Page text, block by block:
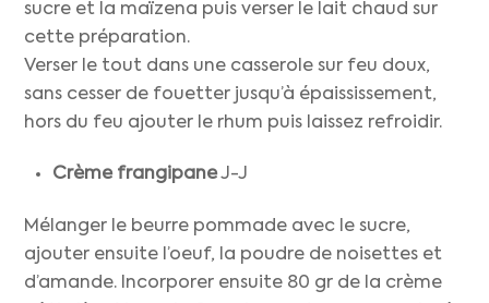
sucre et la maïzena puis verser le lait chaud sur
cette préparation.
Verser le tout dans une casserole sur feu doux,
sans cesser de fouetter jusqu’à épaississement,
hors du feu ajouter le rhum puis laissez refroidir.
Crème frangipaneJ-J
Mélanger le beurre pommade avec le sucre,
ajouter ensuite l’oeuf, la poudre de noisettes et
d’amande. Incorporer ensuite 80 gr de la crème